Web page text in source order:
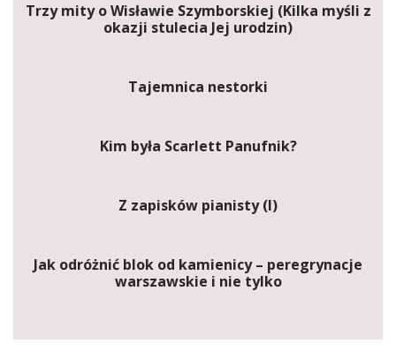
Trzy mity o Wisławie Szymborskiej (Kilka myśli z
okazji stulecia Jej urodzin)
Tajemnica nestorki
Kim była Scarlett Panufnik?
Z zapisków pianisty (I)
Jak odróżnić blok od kamienicy – peregrynacje
warszawskie i nie tylko